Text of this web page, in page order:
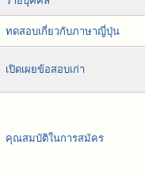
ทดสอบเกี่ยวกับภาษาญี่ปุ่น
เปิดเผยข้อสอบเก่า
คุณสมบัติในการสมัคร